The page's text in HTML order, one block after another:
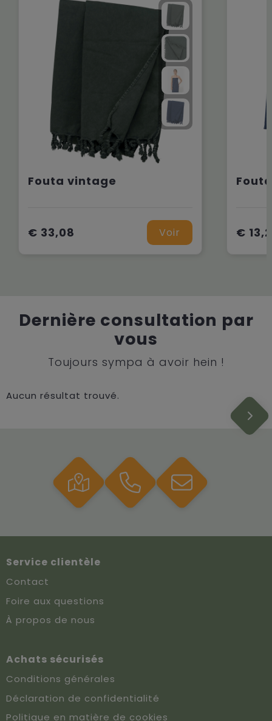
Fouta vintage
€ 33,08 Voir €
Dernière consultation par
vous
Toujours sympa à avoir hein !
Aucun résultat trouvé.
Service clientèle
Contact
Foire aux questions
À propos de nous
Achats sécurisés
Conditions générales
Déclaration de confidentialité
Politique en matière de cookies